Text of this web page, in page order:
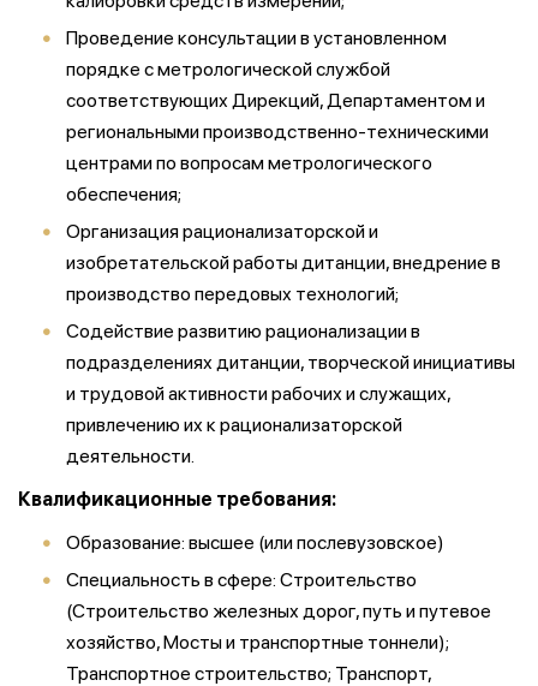
Проведение консультации в установленном
порядке с метрологической службой
соответствующих Дирекций, Департаментом и
региональными производственно-техническими
центрами по вопросам метрологического
обеспечения;
Организация рационализаторской и
изобретательской работы дитанции, внедрение в
производство передовых технологий;
Содействие развитию рационализации в
подразделениях дитанции, творческой инициативы
и трудовой активности рабочих и служащих,
привлечению их к рационализаторской
деятельности.
Квалификационные требования:
Образование: высшее (или послевузовское)
Специальность в сфере: Строительство
(Строительство железных дорог, путь и путевое
хозяйство, Мосты и транспортные тоннели);
Транспортное строительство; Транспорт,